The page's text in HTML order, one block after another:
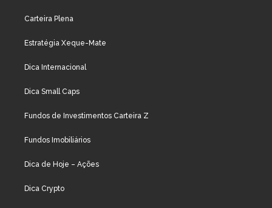
Carteira Plena
Estratégia Xeque-Mate
Dica Internacional
Dica Small Caps
Fundos de Investimentos Carteira Z
Fundos Imobiliários
Dica de Hoje – Ações
Dica Crypto